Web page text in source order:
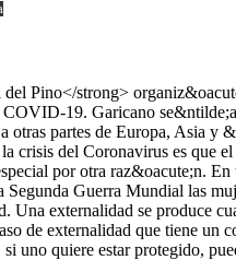
crecer&aacute; en m&aacute;s de veinte puntos del PIB, ya que las fuertes ca&iacute;das de la oferta y la demanda afectan a los ingresos. Si esta situaci&oacute;n dura poco, ser&aacute; f&aacute;cil de gestionar; si dura m&aacute;s, ser&aacute; un problema. La clave de la salida reside en cuenta protecci&oacute;n contra la enfermedad se mantiene y cuanta gente est&aacute; expuesta. En este sentido, hay tres escenarios. Si el confinamiento termina en verano, hay distanciamiento social, se viaja menos, hay teletrabajo y se produce un rebrote en oto&ntilde;o que se pueda controlar, la econom&iacute;a repuntar&aacute; en la segunda mitad del a&ntilde;o. El peor escenario ser&iacute;a que el confinamiento volviese en invierto y no se controlara el rebrote. Entonces se producir&iacute;a otra ca&iacute;da del PIB. Pero si el virus muere, entonces la situaci&oacute;n mejorar&aacute; r&aacute;pidamente porque todo volver&iacute;a a la normalidad. Las decisiones de pol&iacute;tica econ&oacute;mica que se est&aacute;n tomando tienen unos objetivos claros. Si se deja que la enfermedad siga su curso, es malo para la salud, pero la recesi&oacute;n es m&aacute;s suave. Si se ataca la enfermedad, es bueno para la salud, pero la recesi&oacute;n es m&aacute;s profunda. Teniendo esto en cuenta, el objetivo ha sido que caiga la econom&iacute;a para proteger la salud y que tengamos una recesi&oacute;n en forma